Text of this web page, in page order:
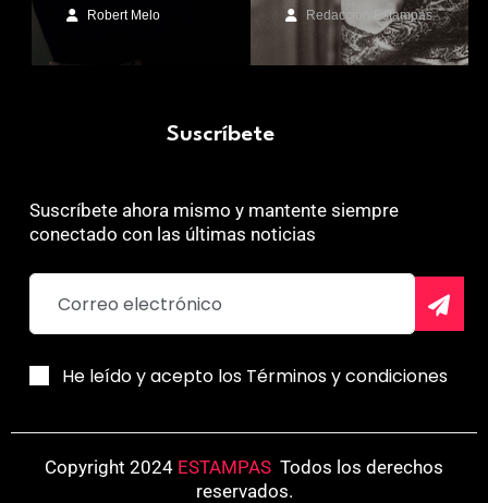
Robert Melo Redacción Estampas
Suscríbete
Suscríbete ahora mismo y mantente siempre
conectado con las últimas noticias
He leído y acepto los Términos y condiciones
Copyright 2024 ESTAMPAS Todos los derechos
reservados.